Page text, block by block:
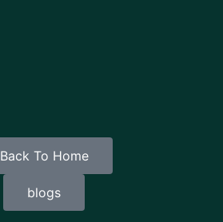
Back To Home
blogs